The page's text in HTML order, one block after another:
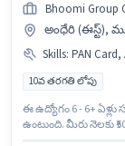
Bhoomi Group
అంధేరి (ఈస్ట్),
Skills: PAN
10వ తరగతి లోపు
ఈ ఉద్యోగం 6 - 6+
ఉంటుంది. మీరు నెలకు